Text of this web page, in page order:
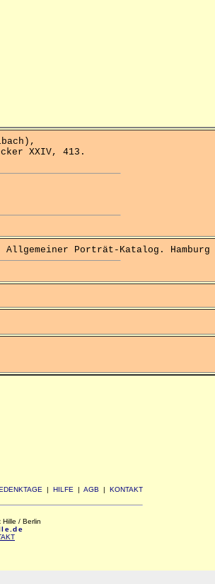
XXIV, 413.
Porträt-Katalog. Hamburg
| HILFE | AGB | KONTAKT
/ Berlin